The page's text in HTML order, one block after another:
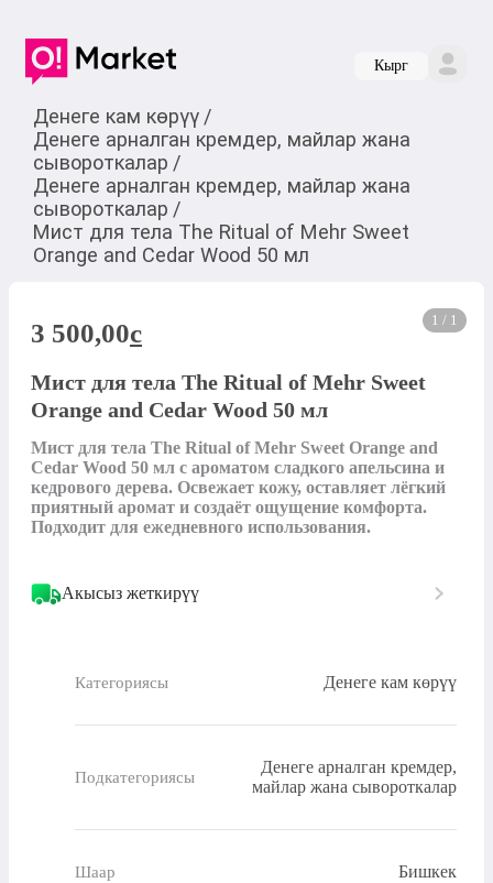
Кырг
Денеге кам көрүү /
Денеге арналган кремдер, майлар жана
сывороткалар /
Денеге арналган кремдер, майлар жана
сывороткалар /
Мист для тела The Ritual of Mehr Sweet
Orange and Cedar Wood 50 мл
1 / 1
3 500,00c
Мист для тела The Ritual of Mehr Sweet
Orange and Cedar Wood 50 мл
Мист для тела The Ritual of Mehr Sweet Orange and
Cedar Wood 50 мл с ароматом сладкого апельсина и
кедрового дерева. Освежает кожу, оставляет лёгкий
приятный аромат и создаёт ощущение комфорта.
Подходит для ежедневного использования.
Акысыз жеткирүү
Категориясы Денеге кам көрүү
Подкатегориясы
Денеге арналган кремдер,
майлар жана сывороткалар
Шаар Бишкек